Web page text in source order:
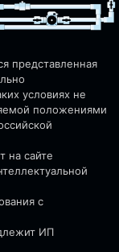
представленная
условиях не
положениями
на сайте
с
ИП